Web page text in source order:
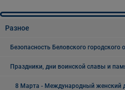
Разное
Безопасность Беловского городского
Праздники, дни воинской славы и
8 Марта - Международный женский